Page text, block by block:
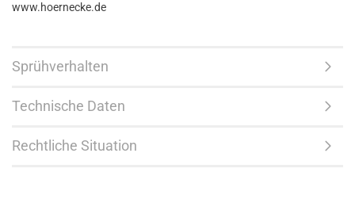
www.hoernecke.de
Sprühverhalten
Technische Daten
Rechtliche Situation